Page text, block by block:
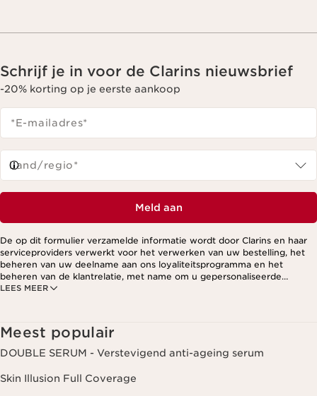
Schrijf je in voor de Clarins nieuwsbrief
-20% korting op je eerste aankoop
*E-mailadres*
Land/regio*
Meld aan
LEES MEER
De op dit formulier verzamelde informatie wordt door Clarins en haar
serviceproviders verwerkt voor het verwerken van uw bestelling, het
beheren van uw deelname aan ons loyaliteitsprogramma en het
beheren van de klantrelatie, met name om u gepersonaliseerde
aanbiedingen te kunnen sturen op basis van uw eerdere aankopen en
Meest populair
DOUBLE SERUM - Verstevigend anti-ageing serum
Skin Illusion Full Coverage